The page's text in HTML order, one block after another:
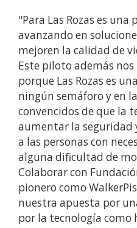
"Para Las Rozas es
avanzando en
mejoren la calidad de
Este piloto además
porque Las Rozas es
ningún semáforo y en
convencidos de que la
aumentar la seguridad
a las personas con
alguna dificultad de
Colaborar con
pionero como
nuestra apuesta por
por la tecnología como